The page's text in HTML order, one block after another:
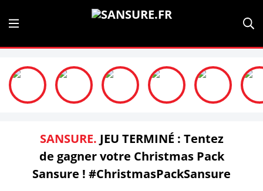
SANSURE. JEU TERMINÉ : Tentez
de gagner votre Christmas Pack
Sansure ! #ChristmasPackSansure